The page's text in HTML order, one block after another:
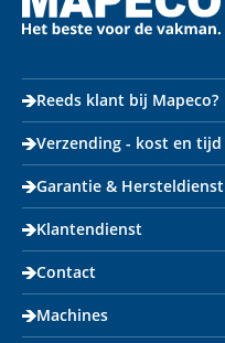
Reeds klant bij Mapeco?
Verzending - kost en tijd
Garantie & Hersteldienst
Klantendienst
Contact
Machines